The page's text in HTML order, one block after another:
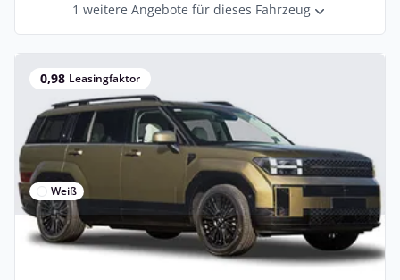
1 weitere Angebote für dieses Fahrzeug
0,98 Leasingfaktor
Weiß
Privat & Gewerbe
Hyundai Santa Fe BLACKLINE 1.6 T-GDI